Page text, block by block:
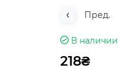
Пред.
В наличии
218₴